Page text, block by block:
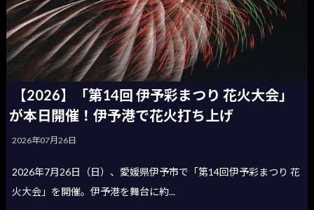
【2026】「第14回 伊予彩まつり 花火大会」
が本日開催！伊予港で花火打ち上げ
2026年07月26日
2026年7月26日（日）、愛媛県伊予市で「第14回伊予彩まつり 花
火大会」を開催。伊予港を舞台に約...